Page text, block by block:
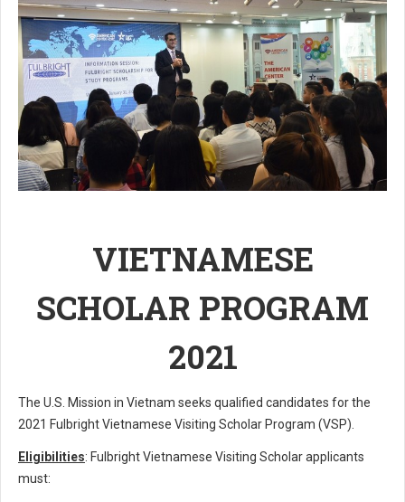
VIETNAMESE
SCHOLAR PROGRAM
2021
The U.S. Mission in Vietnam seeks qualified candidates for the
2021 Fulbright Vietnamese Visiting Scholar Program (VSP).
Eligibilities: Fulbright Vietnamese Visiting Scholar applicants
must: